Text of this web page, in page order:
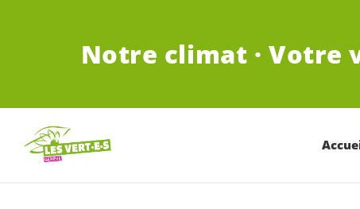
Notre climat · Votre